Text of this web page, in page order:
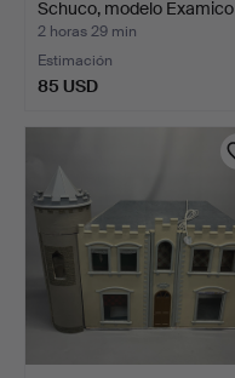
Schuco, modelo Examico
4…
2 horas 29 min
Estimación
85 USD